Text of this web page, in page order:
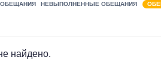
НЕВЫПОЛНЕННЫЕ ОБЕЩАНИЯ
найдено.